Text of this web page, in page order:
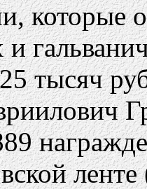
которые
и
тысяч